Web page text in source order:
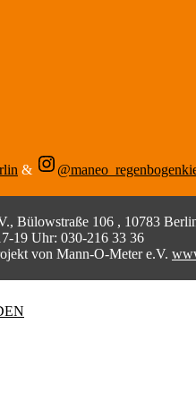
&
Bülowstraße 106 , 10783
19 Uhr: 030-216 33 36
von Mann-O-Meter e.V.